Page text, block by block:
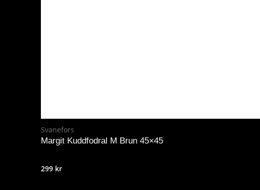
Svanefors
Margit Kuddfodral M Brun 45×45
299 kr